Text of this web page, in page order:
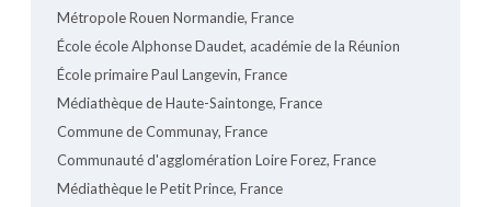
Métropole Rouen Normandie, France
École école Alphonse Daudet, académie de la Réunion
École primaire Paul Langevin, France
Médiathèque de Haute-Saintonge, France
Commune de Communay, France
Communauté d'agglomération Loire Forez, France
Médiathèque le Petit Prince, France